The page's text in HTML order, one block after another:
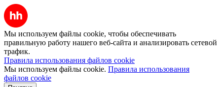
Мы используем файлы cookie, чтобы обеспечивать
правильную работу нашего веб-сайта и анализировать сетевой
трафик.
Правила использования файлов cookie
Мы используем файлы cookie. Правила использования
файлов cookie